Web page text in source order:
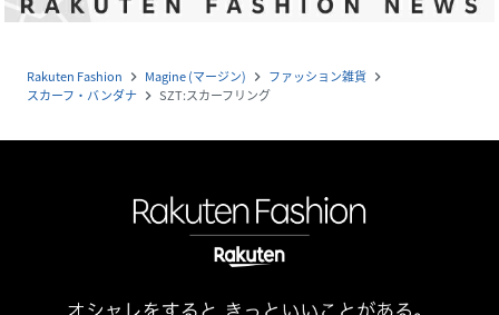
Rakuten Fashion navigate_next Magine (マージン) navigate_next ファッション雑貨 navigate_next
スカーフ・バンダナ navigate_next SZT:スカーフリング